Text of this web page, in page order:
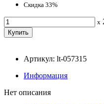
Скидка 33%
x
Артикул: lt-057315
Информация
Нет описания